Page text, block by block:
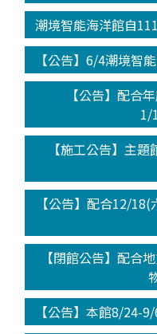
潮境智能海洋館自
【公告】6/4潮境智
【公告】配合
1/
【施工公告】主
【公告】配合12/
【閉館公告】配合
【公告】本館8/24-